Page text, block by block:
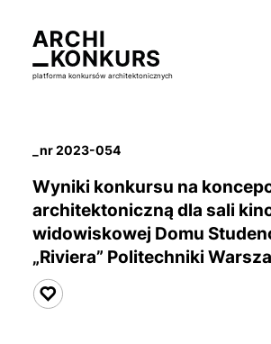
platforma konkursów architektonicznych
_nr 2023-054
Wyniki konkursu na
architektoniczną dla sali
widowiskowej Domu
„Riviera” Politechniki